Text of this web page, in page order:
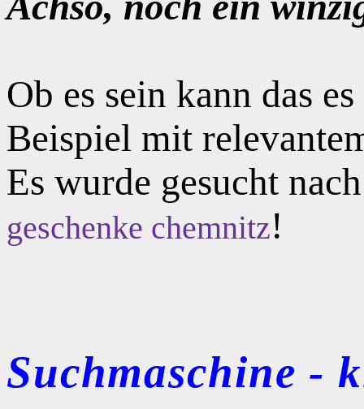
Ob es sein kann das
Beispiel mit
Es wurde gesucht
geschenke chemnitz!
Suchmaschine -